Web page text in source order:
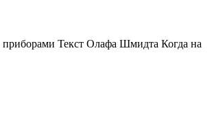
приборами Текст Олафа Шмидта Когда на